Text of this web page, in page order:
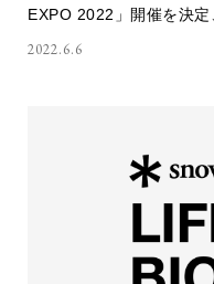
EXPO 2022」開催を決定
2022.6.6